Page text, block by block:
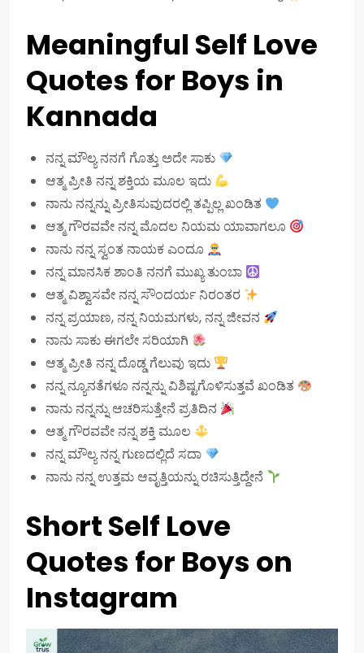
Meaningful Self Love
Quotes for Boys in
Kannada
ನನ್ನ ಮೌಲ್ಯ ನನಗೆ ಗೊತ್ತು ಅದೇ ಸಾಕು
ಆತ್ಮ ಪ್ರೀತಿ ನನ್ನ ಶಕ್ತಿಯ ಮೂಲ ಇದು
ನಾನು ನನ್ನನ್ನು ಪ್ರೀತಿಸುವುದರಲ್ಲಿ ತಪ್ಪಿಲ್ಲ ಖಂಡಿತ
ಆತ್ಮ ಗೌರವವೇ ನನ್ನ ಮೊದಲ ನಿಯಮ ಯಾವಾಗಲೂ
ನಾನು ನನ್ನ ಸ್ವಂತ ನಾಯಕ ಎಂದೂ
ನನ್ನ ಮಾನಸಿಕ ಶಾಂತಿ ನನಗೆ ಮುಖ್ಯ ತುಂಬಾ
ಆತ್ಮ ವಿಶ್ವಾಸವೇ ನನ್ನ ಸೌಂದರ್ಯ ನಿರಂತರ
ನನ್ನ ಪ್ರಯಾಣ, ನನ್ನ ನಿಯಮಗಳು, ನನ್ನ ಜೀವನ
ನಾನು ಸಾಕು ಈಗಲೇ ಸರಿಯಾಗಿ
ಆತ್ಮ ಪ್ರೀತಿ ನನ್ನ ದೊಡ್ಡ ಗೆಲುವು ಇದು
ನನ್ನ ನ್ಯೂನತೆಗಳೂ ನನ್ನನ್ನು ವಿಶಿಷ್ಟಗೊಳಿಸುತ್ತವೆ ಖಂಡಿತ
ನಾನು ನನ್ನನ್ನು ಆಚರಿಸುತ್ತೇನೆ ಪ್ರತಿದಿನ
ಆತ್ಮ ಗೌರವವೇ ನನ್ನ ಶಕ್ತಿ ಮೂಲ
ನನ್ನ ಮೌಲ್ಯ ನನ್ನ ಗುಣದಲ್ಲಿದೆ ಸದಾ
ನಾನು ನನ್ನ ಉತ್ತಮ ಆವೃತ್ತಿಯನ್ನು ರಚಿಸುತ್ತಿದ್ದೇನೆ
Short Self Love
Quotes for Boys on
Instagram